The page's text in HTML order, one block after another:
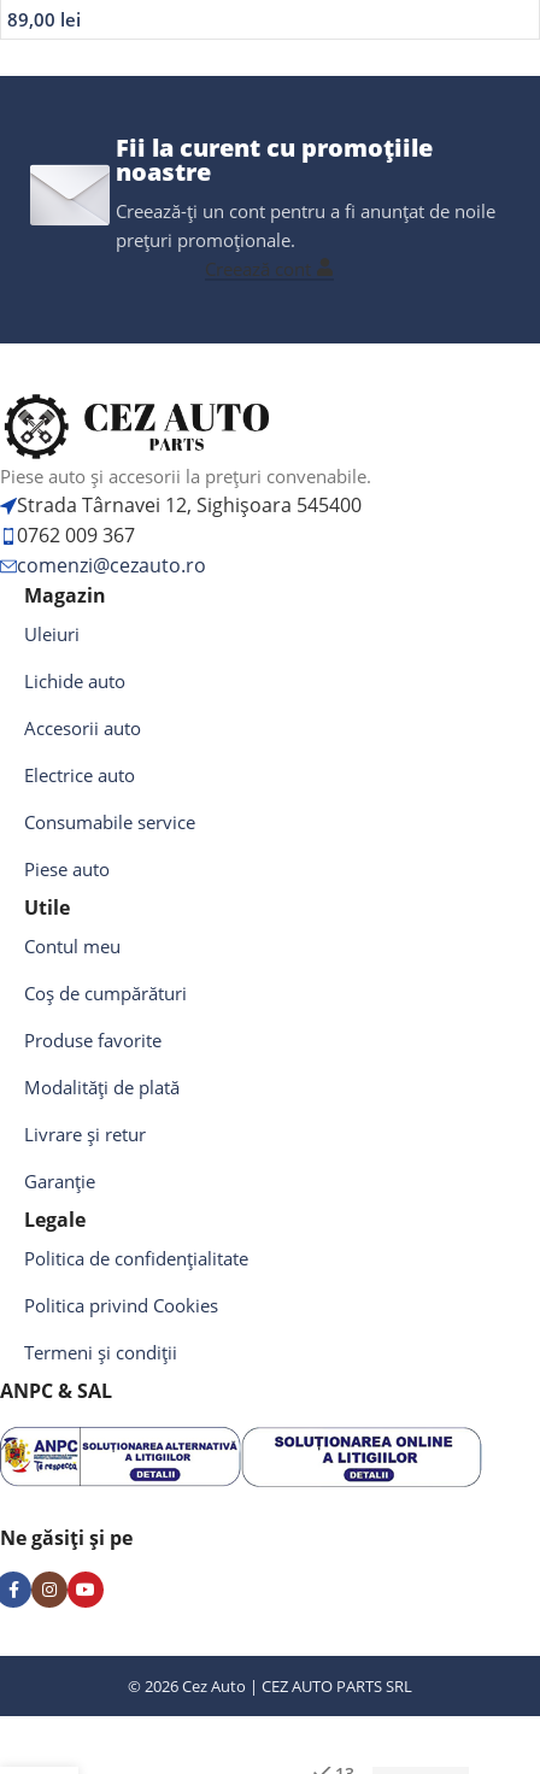
89,00 lei
Fii la curent cu promoțiile
noastre
Creează-ți un cont pentru a fi anunțat de noile
prețuri promoționale.
Creează cont
Piese auto și accesorii la prețuri convenabile.
Strada Târnavei 12, Sighișoara 545400
0762 009 367
comenzi@cezauto.ro
Magazin
Uleiuri
Lichide auto
Accesorii auto
Electrice auto
Consumabile service
Piese auto
Utile
Contul meu
Coș de cumpărături
Produse favorite
Modalități de plată
Livrare și retur
Garanție
Legale
Politica de confidențialitate
Politica privind Cookies
Termeni și condiții
ANPC & SAL
Ne găsiți și pe
© 2026 Cez Auto | CEZ AUTO PARTS SRL